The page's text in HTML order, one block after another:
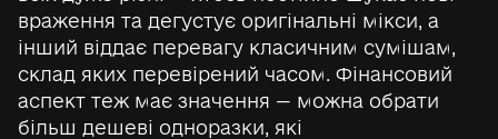
враження та дегустує оригінальні мікси, а
інший віддає перевагу класичним сумішам,
склад яких перевірений часом. Фінансовий
аспект теж має значення — можна обрати
більш дешеві одноразки, які